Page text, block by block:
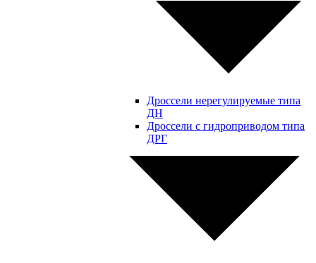
Дроссели нерегулируемые типа
ДН
Дроссели с гидроприводом типа
ДРГ